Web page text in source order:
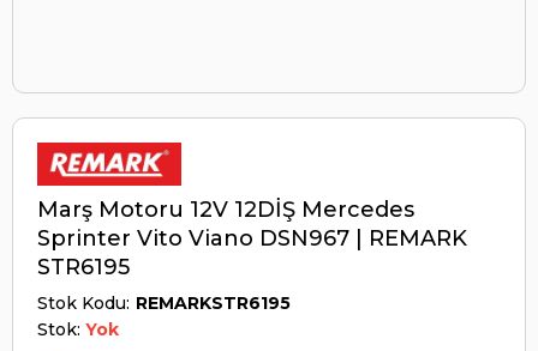
Marş Motoru 12V 12DİŞ Mercedes
Sprinter Vito Viano DSN967 | REMARK
STR6195
Stok Kodu REMARKSTR6195
Stok: Yok